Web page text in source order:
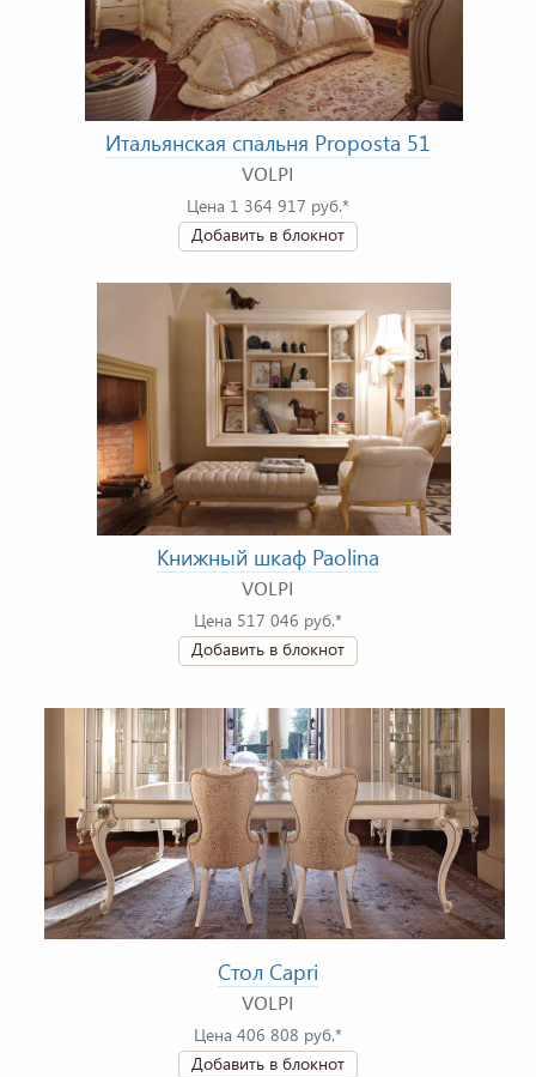
Итальянская спальня Proposta 51
VOLPI
Цена 1 364 917 руб.*
Добавить в блокнот
Книжный шкаф Paolina
VOLPI
Цена 517 046 руб.*
Добавить в блокнот
Стол Capri
VOLPI
Цена 406 808 руб.*
Добавить в блокнот